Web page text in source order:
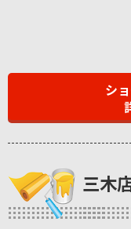
シ
三木